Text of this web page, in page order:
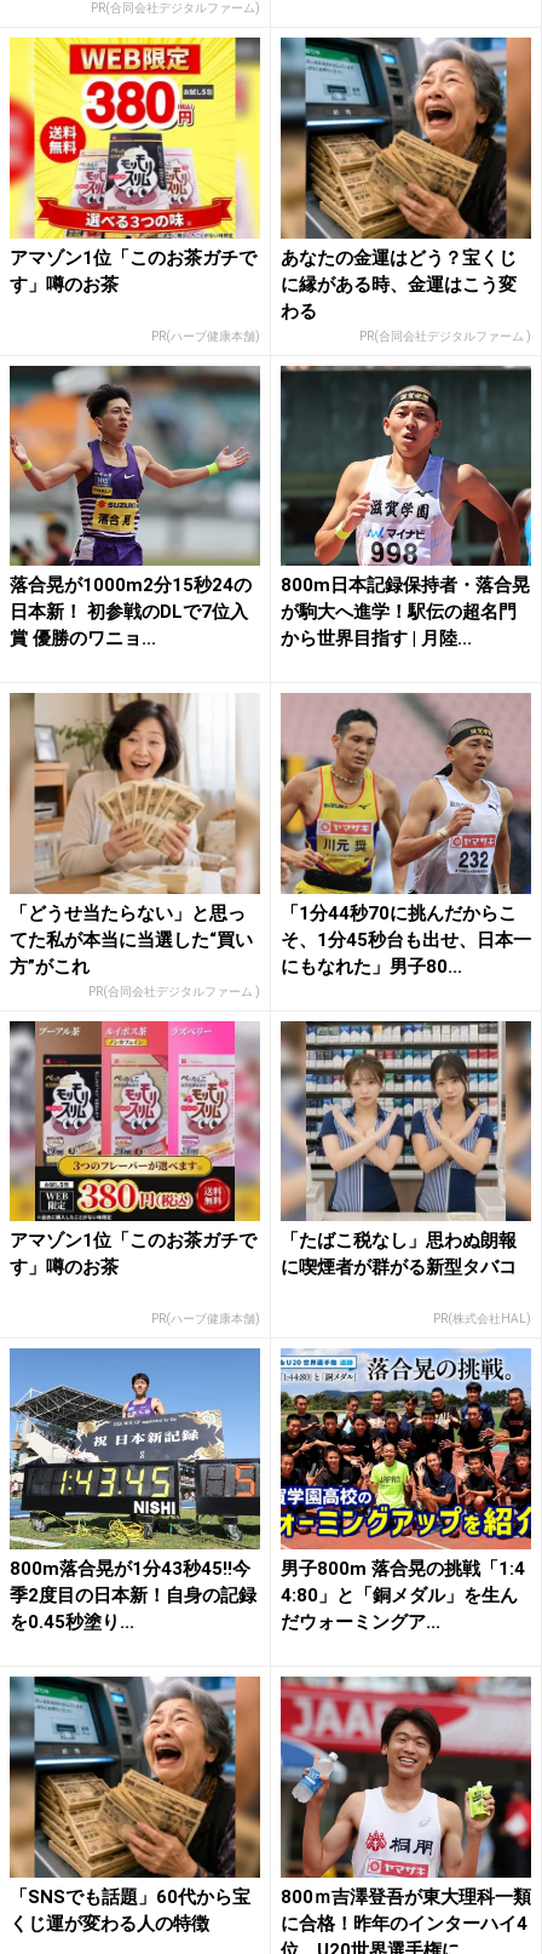
PR(合同会社デジタルファーム)
アマゾン1位「このお茶ガチで
す」噂のお茶
PR(ハーブ健康本舗)
あなたの金運はどう？宝くじ
に縁がある時、金運はこう変
わる
PR(合同会社デジタルファーム )
落合晃が1000m2分15秒24の
日本新！ 初参戦のDLで7位入
賞 優勝のワニョ...
800m日本記録保持者・落合晃
が駒大へ進学！駅伝の超名門
から世界目指す | 月陸...
「どうせ当たらない」と思っ
てた私が本当に当選した“買い
方”がこれ
PR(合同会社デジタルファーム )
「1分44秒70に挑んだからこ
そ、1分45秒台も出せ、日本一
にもなれた」男子80...
アマゾン1位「このお茶ガチで
す」噂のお茶
PR(ハーブ健康本舗)
「たばこ税なし」思わぬ朗報
に喫煙者が群がる新型タバコ
PR(株式会社HAL)
800m落合晃が1分43秒45!!今
季2度目の日本新！自身の記録
を0.45秒塗り...
男子800m 落合晃の挑戦「1:4
4:80」と「銅メダル」を生ん
だウォーミングア...
「SNSでも話題」60代から宝
くじ運が変わる人の特徴
800ｍ吉澤登吾が東大理科一類
に合格！昨年のインターハイ4